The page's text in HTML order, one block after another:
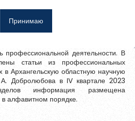
предлагаем вашему вниманию
и публикации для библиотечных
список литературы по
библиотечно-библиографической
профессиональной деятельности. В
статьи из профессиональных
в Архангельскую областную научную
Добролюбова в IV квартале 2023
информация размещена
алфавитном порядке.
Принимаю